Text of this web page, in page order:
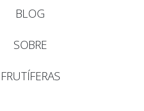
BLOG
SOBRE
FRUTÍFERAS